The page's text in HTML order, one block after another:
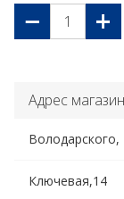
− +
Адрес
Володарского,
Ключевая,14